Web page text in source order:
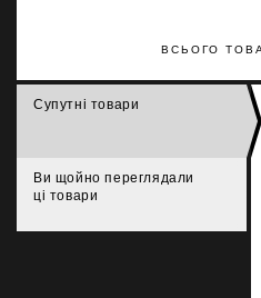
ВСЬОГО
Супутні товари
Ви щойно переглядали
ці товари